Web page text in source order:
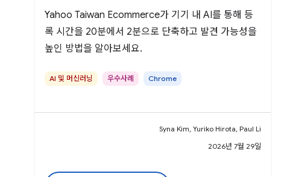
Yahoo Taiwan Ecommerce가 기기 내 AI를 통해 등
록 시간을 20분에서 2분으로 단축하고 발견 가능성을
높인 방법을 알아보세요.
AI 및 머신러닝 우수사례 Chrome
Syna Kim, Yuriko Hirota, Paul Li
2026년 7월 29일